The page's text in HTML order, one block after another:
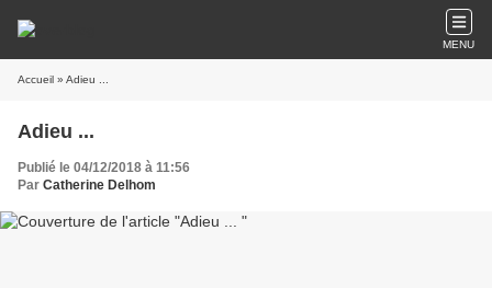
MENU
Accueil » Adieu ...
Adieu ...
Publié le 04/12/2018 à 11:56
Par Catherine Delhom